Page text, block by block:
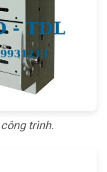
trình.